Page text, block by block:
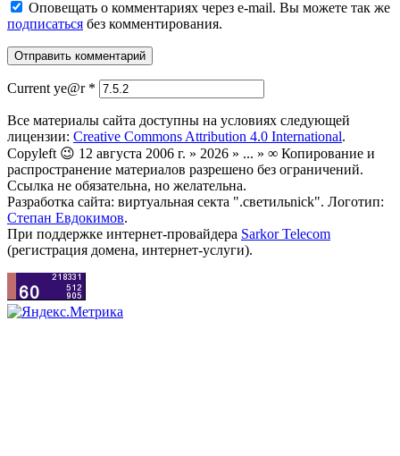
Оповещать о комментариях через e-mail. Вы можете так же
подписаться без комментирования.
Current ye@r *
Все материалы сайта доступны на условиях следующей
лицензии: Creative Commons Attribution 4.0 International.
Copyleft 😉 12 августа 2006 г. » 2026 » ... » ∞ Копирование и
распространение материалов разрешено без ограничений.
Ссылка не обязательна, но желательна.
Разработка сайта: виртуальная секта ".светильnick". Логотип:
Степан Евдокимов.
При поддержке интернет-провайдера Sarkor Telecom
(регистрация домена, интернет-услуги).